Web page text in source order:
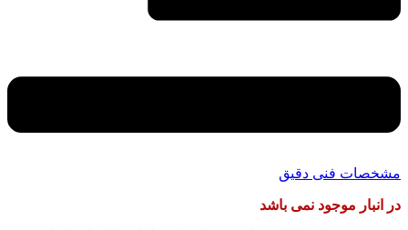
مشخصات فنی دقیق
در انبار موجود نمی باشد